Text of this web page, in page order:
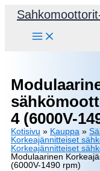
Siirry
4 (6000V-
Kotisivu » Kauppa »
Korkeajännitteiset
Korkeajännitteiset
Modulaarinen
(6000V-1490 rpm)